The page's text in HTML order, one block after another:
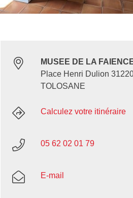
MUSEE DE LA
Place Henri Dulion
TOLOSANE
Calculez votre itinéraire
05 62 02 01 79
E-mail